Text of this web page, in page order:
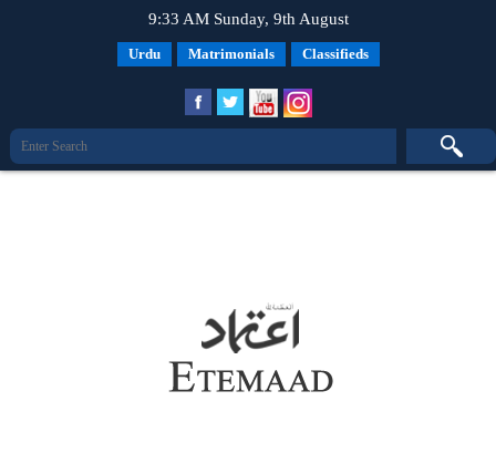
9:33 AM Sunday, 9th August
Urdu Matrimonials Classifieds